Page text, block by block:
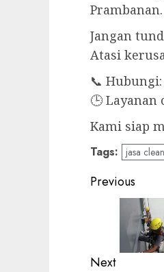
Prambanan.
Jangan
Atasi
📞
🕒
Kami siap
Tags: jasa
Post
Previous
Next